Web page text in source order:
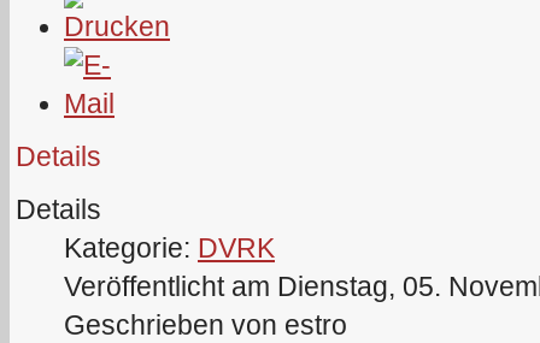
Details
Details
Kategorie: DVRK
Veröffentlicht am Dienstag, 05.
Geschrieben von estro